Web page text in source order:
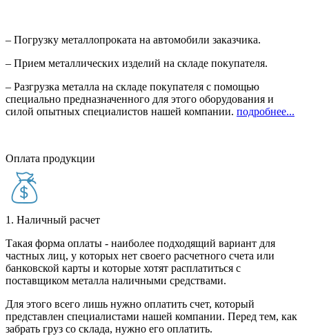
– Погрузку металлопроката на автомобили заказчика.
– Прием металлических изделий на складе покупателя.
– Разгрузка металла на складе покупателя с помощью
специально предназначенного для этого оборудования и
силой опытных специалистов нашей компании. подробнее...
Оплата продукции
1. Наличный расчет
Такая форма оплаты - наиболее подходящий вариант для
частных лиц, у которых нет своего расчетного счета или
банковской карты и которые хотят расплатиться с
поставщиком металла наличными средствами.
Для этого всего лишь нужно оплатить счет, который
представлен специалистами нашей компании. Перед тем, как
забрать груз со склада, нужно его оплатить.